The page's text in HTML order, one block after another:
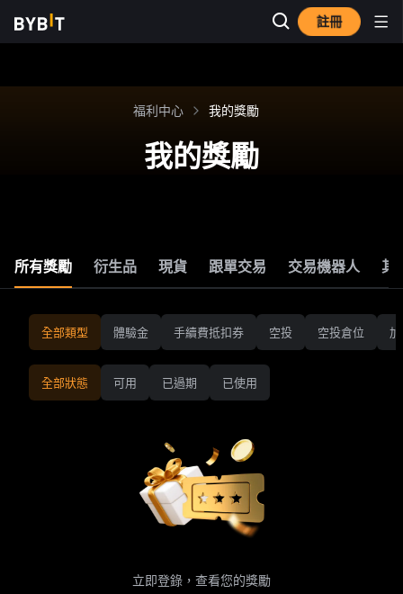
註冊
福利中心 我的獎勵
我的獎勵
所有獎勵 衍生品 現貨 跟單交易 交易機器人 其
全部類型 體驗金 手續費抵扣券 空投 空投倉位
全部狀態 可用 已過期 已使用
立即登錄，查看您的獎勵